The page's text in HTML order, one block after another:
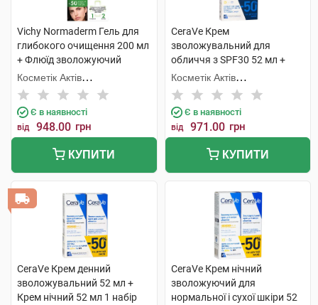
Vichy Normaderm Гель для
глибокого очищення 200 мл
+ Флюїд зволожуючий
подвійної дії 1 набір
Косметік Актів
Інтернаціональ
Є в наявності
від 948.00 грн
КУПИТИ
CeraVe Крем
зволожувальний для
обличчя з SPF30 52 мл +
Крем для шкіри навколо
очей 14 мл 1 набір
Косметік Актів
Інтернаціональ
Є в наявності
від 971.00 грн
КУПИТИ
CeraVe Крем денний
зволожувальний 52 мл +
Крем нічний 52 мл 1 набір
CeraVe Крем нічний
зволожуючий для
нормальної і сухої шкіри 52